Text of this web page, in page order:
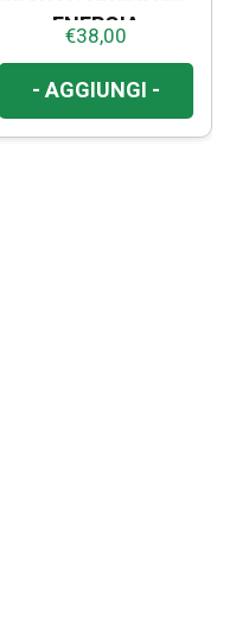
ENERGIA
CELLULARE
€38,00
- AGGIUNGI -